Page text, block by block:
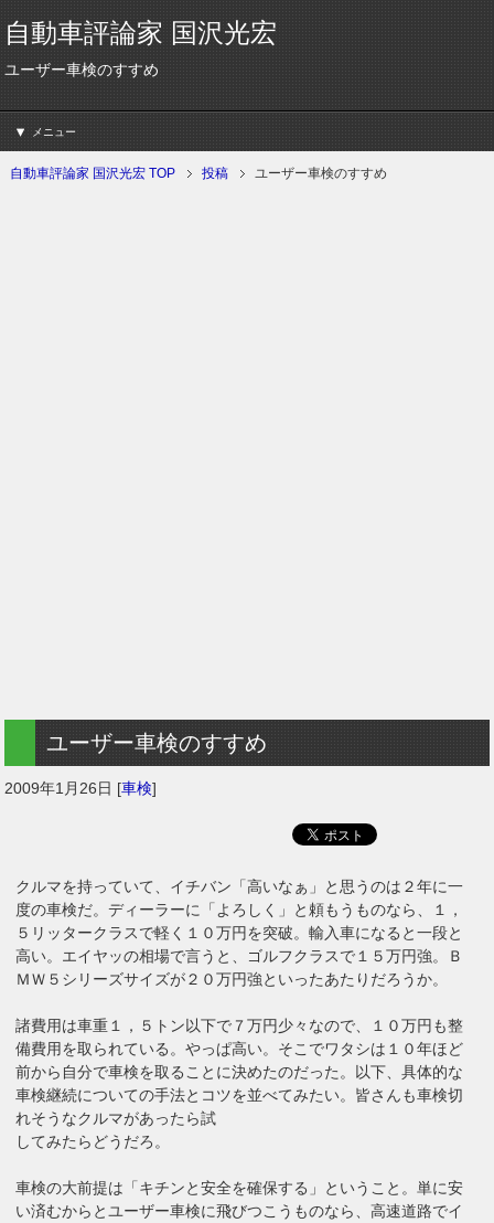
自動車評論家 国沢光宏
ユーザー車検のすすめ
メニュー
自動車評論家 国沢光宏 TOP 投稿 ユーザー車検のすすめ
ユーザー車検のすすめ
2009年1月26日 [車検]
クルマを持っていて、イチバン「高いなぁ」と思うのは２年に一
度の車検だ。ディーラーに「よろしく」と頼もうものなら、１，
５リッタークラスで軽く１０万円を突破。輸入車になると一段と
高い。エイヤッの相場で言うと、ゴルフクラスで１５万円強。Ｂ
ＭＷ５シリーズサイズが２０万円強といったあたりだろうか。
諸費用は車重１，５トン以下で７万円少々なので、１０万円も整
備費用を取られている。やっぱ高い。そこでワタシは１０年ほど
前から自分で車検を取ることに決めたのだった。以下、具体的な
車検継続についての手法とコツを並べてみたい。皆さんも車検切
れそうなクルマがあったら試
してみたらどうだろ。
車検の大前提は「キチンと安全を確保する」ということ。単に安
い済むからとユーザー車検に飛びつこうものなら、高速道路でイ